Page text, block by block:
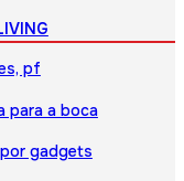
pf
para a boca
gadgets